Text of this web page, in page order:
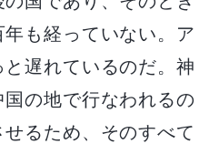
も経っていない。ア
遅れているのだ。神
の地で行なわれるの
るため、そのすべて